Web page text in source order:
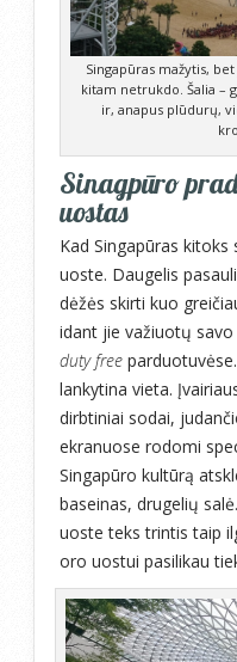
Singapūras mažytis,
kitam netrukdo. Šalia –
ir, anapus plūdurų,
Sinagpūro
uostas
Kad Singapūras
uoste. Daugelis
dėžės skirti kuo
idant jie važiuotų
duty free
lankytina vieta.
dirbtiniai sodai,
ekranuose rodomi
Singapūro kultūrą
baseinas, drugelių
uoste teks trintis taip
oro uostui pasilikau